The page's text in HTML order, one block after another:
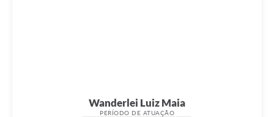
Wanderlei Luiz Maia
PERÍODO DE ATUAÇÃO